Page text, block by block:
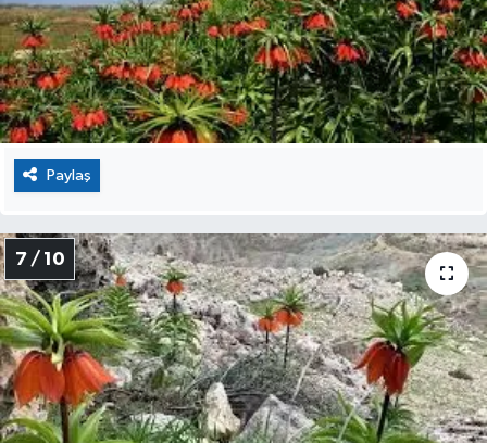
Paylaş
7 / 10